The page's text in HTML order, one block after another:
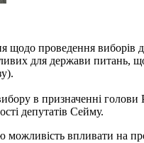
щодо проведення
для держави питань,
в призначенні
депутатів Сейму.
впливати на